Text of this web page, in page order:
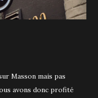
Masson mais pas
avons donc profité